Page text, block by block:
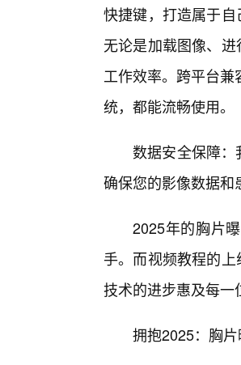
快捷键，打造属于
无论是加载图像、
工作效率。跨平台
统，都能流畅使用。
数据安全保障
确保您的影像数据
2025年的胸片
手。而视频教程的
技术的进步惠及每
拥抱2025：胸